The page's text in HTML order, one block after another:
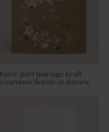
Faire-part mariage kraft
couronne florale et dorure